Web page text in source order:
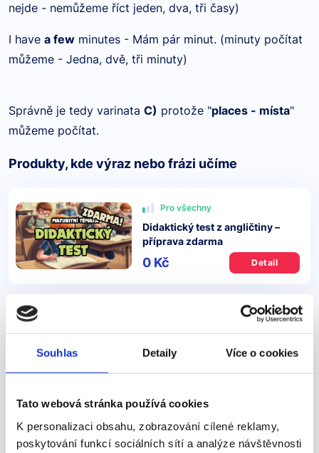
Souhlas Detaily Více o cookies
Tato webová stránka používá cookies
K personalizaci obsahu, zobrazování cílené reklamy,
poskytování funkcí sociálních sítí a analýze návštěvnosti
nejde - nemůžeme říct jeden, dva, tři časy)
I have a few minutes - Mám pár minut. (minuty počítat
můžeme - Jedna, dvě, tři minuty)
Správně je tedy varinata C) protože "places - místa"
můžeme počítat.
Produkty, kde výraz nebo frázi učíme
Pro všechny
Didaktický test z angličtiny –
příprava zdarma
0 Kč Detail
slovníku
Pojďme se podívat na správné řešení